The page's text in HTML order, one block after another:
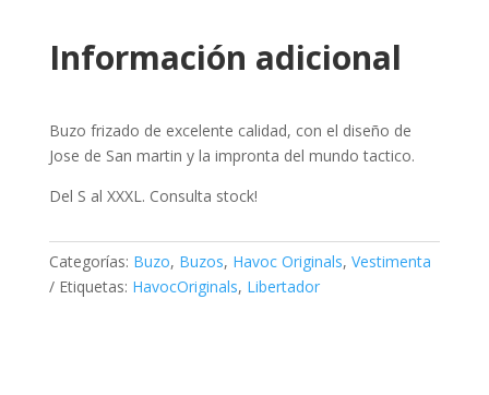
Información adicional
Buzo frizado de excelente calidad, con el diseño de
Jose de San martin y la impronta del mundo tactico.
Del S al XXXL. Consulta stock!
Categorías: Buzo, Buzos, Havoc Originals, Vestimenta
Etiquetas: HavocOriginals, Libertador